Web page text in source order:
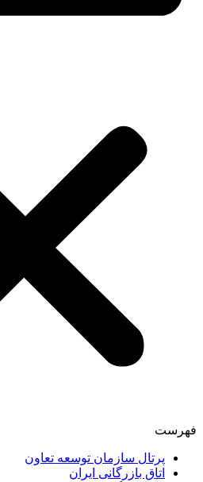
فهرست
پرتال سازمان توسعه تعاون
اتاق بازرگانی ایران